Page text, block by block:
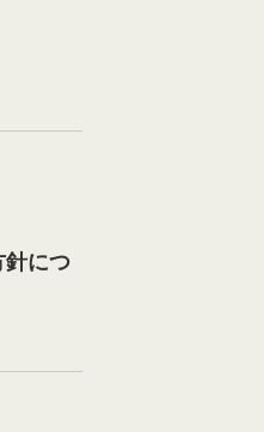
針につ